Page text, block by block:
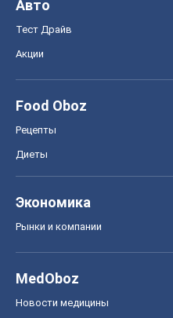
Авто
Тест Драйв
Акции
Food Oboz
Рецепты
Диеты
Экономика
Рынки и компании
MedOboz
Новости медицины